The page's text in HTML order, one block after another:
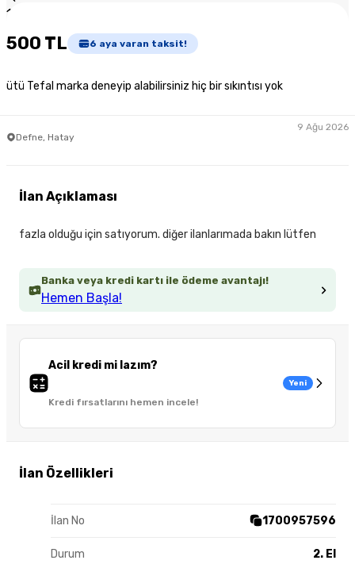
1
500 TL 6 aya varan taksit!
ütü Tefal marka deneyip alabilirsiniz hiç bir sıkıntısı yok
Defne, Hatay
9 Ağu 2026
Banka veya kredi kartı ile ödeme avantajı!
Hemen Başla!
Acil kredi mi lazım?
Kredi fırsatlarını hemen incele!
Yeni
İlan Özellikleri
İlan No 1700957596
Durum 2. El
İlan Açıklaması
fazla olduğu için satıyorum. diğer ilanlarımada bakın lütfen